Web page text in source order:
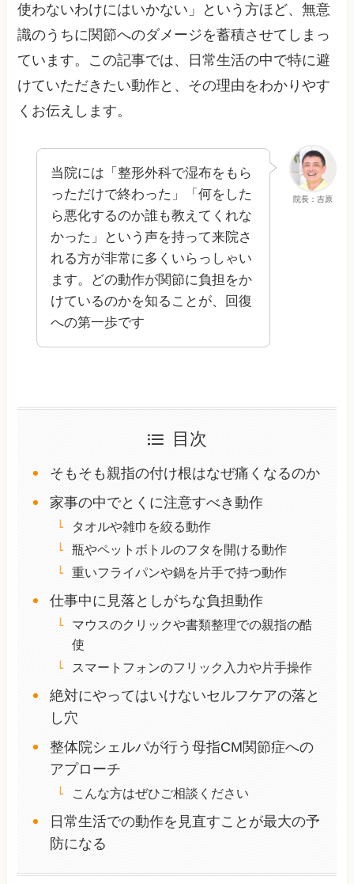
使わないわけにはいかない」という方ほど、無意
識のうちに関節へのダメージを蓄積させてしまっ
ています。この記事では、日常生活の中で特に避
けていただきたい動作と、その理由をわかりやす
くお伝えします。
院長：吉原
当院には「整形外科で湿布をもら
っただけで終わった」「何をした
ら悪化するのか誰も教えてくれな
かった」という声を持って来院さ
れる方が非常に多くいらっしゃい
ます。どの動作が関節に負担をか
けているのかを知ることが、回復
への第一歩です
目次
そもそも親指の付け根はなぜ痛くなるのか
家事の中でとくに注意すべき動作
タオルや雑巾を絞る動作
瓶やペットボトルのフタを開ける動作
重いフライパンや鍋を片手で持つ動作
仕事中に見落としがちな負担動作
マウスのクリックや書類整理での親指の酷
使
スマートフォンのフリック入力や片手操作
絶対にやってはいけないセルフケアの落と
し穴
整体院シェルパが行う母指CM関節症への
アプローチ
こんな方はぜひご相談ください
日常生活での動作を見直すことが最大の予
防になる